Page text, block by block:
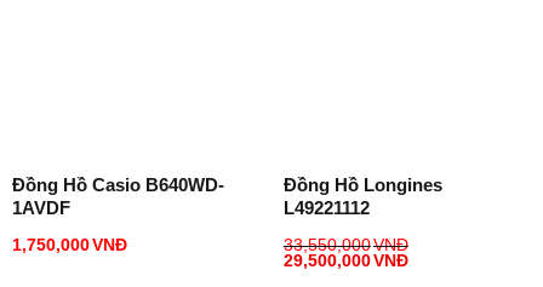
Đồng Hồ Casio B640WD-
1AVDF
1,750,000VNĐ
Đồng Hồ Longines
L49221112
33,550,000VNĐ
29,500,000VNĐ